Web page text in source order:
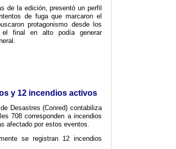
de la edición, presentó un perfil
de fuga que marcaron el
protagonismo desde los
el final en alto podía generar
y 12 incendios activos
Desastres (Conred) contabiliza
708 corresponden a incendios
afectado por estos eventos.
se registran 12 incendios